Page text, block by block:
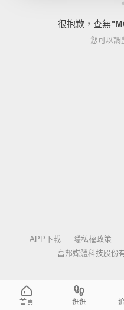
很抱歉，查無"
您可以調
APP下載 隱私權政策
富邦媒體科技股份
首頁 逛逛